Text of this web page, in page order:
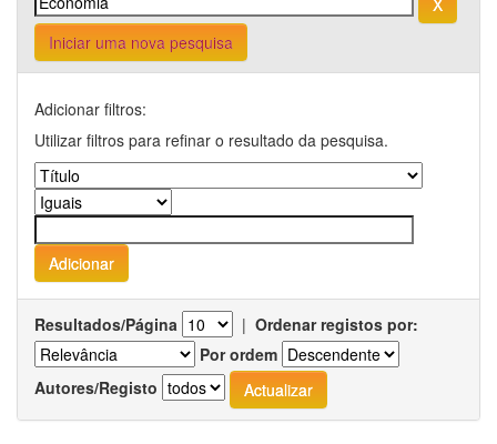
Iniciar uma nova pesquisa
Adicionar filtros:
Utilizar filtros para refinar o resultado da pesquisa.
Resultados/Página | Ordenar registos por:
Por ordem
Autores/Registo